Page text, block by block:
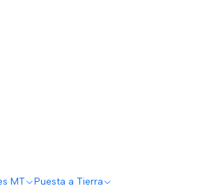
MT Puesta a Tierra